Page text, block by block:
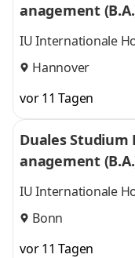
anagement
IU Internationale
Hannover
vor 11 Tagen
Duales Studium
anagement
IU Internationale
Bonn
vor 11 Tagen